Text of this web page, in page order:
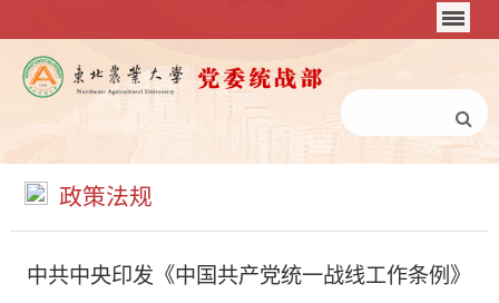
政策法规
中共中央印发《中国共产党统一战线工作条例》